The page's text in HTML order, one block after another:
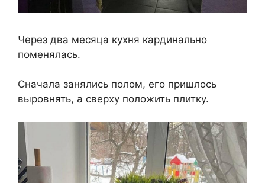
Через два месяца кухня кардинально
поменялась.
Сначала занялись полом, его пришлось
выровнять, а сверху положить плитку.